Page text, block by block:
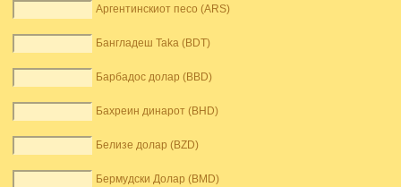
Аргентинскиот песо (ARS)
Бангладеш Taka (BDT)
Барбадос долар (BBD)
Бахреин динарот (BHD)
Белизе долар (BZD)
Бермудски Долар (BMD)